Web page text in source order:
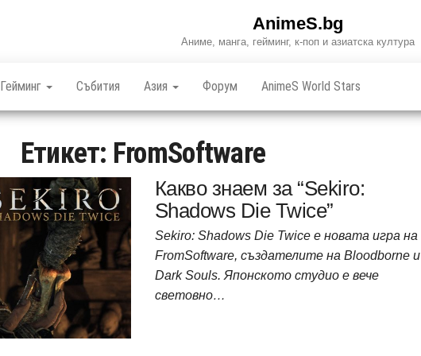
AnimeS.bg
Аниме, манга, гейминг, к-поп и азиатска култура
Гейминг Събития Азия Форум AnimeS World Stars
Етикет: FromSoftware
Какво знаем за “Sekiro:
Shadows Die Twice”
Sekiro: Shadows Die Twice е новата игра на
FromSoftware, създателите на Bloodborne и
Dark Souls. Японското студио е вече
световно…